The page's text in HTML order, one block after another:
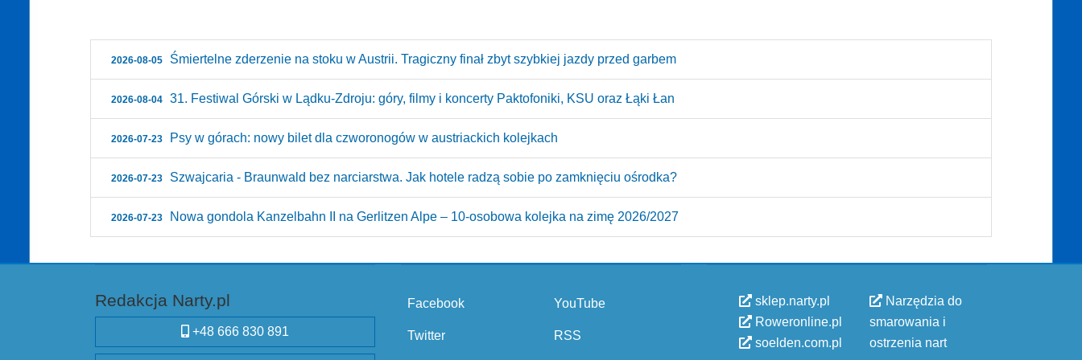
2026-08-05 Śmiertelne zderzenie na stoku w Austrii. Tragiczny finał zbyt szybkiej jazdy przed garbem
2026-08-04 31. Festiwal Górski w Lądku-Zdroju: góry, filmy i koncerty Paktofoniki, KSU oraz Łąki Łan
2026-07-23 Psy w górach: nowy bilet dla czworonogów w austriackich kolejkach
2026-07-23 Szwajcaria - Braunwald bez narciarstwa. Jak hotele radzą sobie po zamknięciu ośrodka?
2026-07-23 Nowa gondola Kanzelbahn II na Gerlitzen Alpe – 10‑osobowa kolejka na zimę 2026/2027
Redakcja Narty.pl
+48 666 830 891
Facebook
Twitter
YouTube
RSS
sklep.narty.pl
Roweronline.pl
soelden.com.pl
Narzędzia do
smarowania i
ostrzenia nart